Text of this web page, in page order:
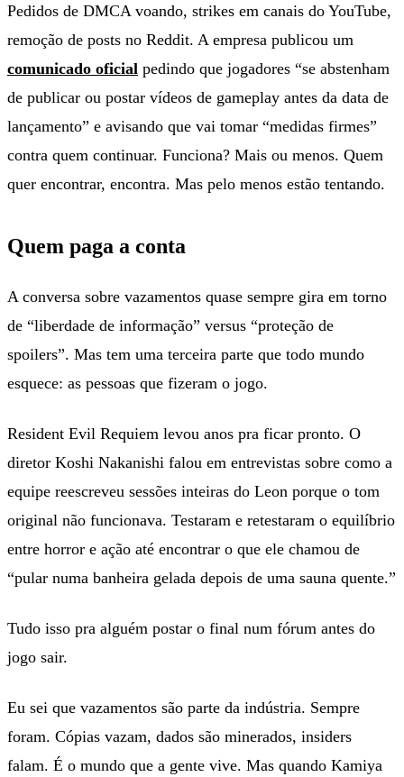
Pedidos de DMCA voando, strikes em canais do YouTube,
remoção de posts no Reddit. A empresa publicou um
comunicado oficial pedindo que jogadores “se abstenham
de publicar ou postar vídeos de gameplay antes da data de
lançamento” e avisando que vai tomar “medidas firmes”
contra quem continuar. Funciona? Mais ou menos. Quem
quer encontrar, encontra. Mas pelo menos estão tentando.
Quem paga a conta
A conversa sobre vazamentos quase sempre gira em torno
de “liberdade de informação” versus “proteção de
spoilers”. Mas tem uma terceira parte que todo mundo
esquece: as pessoas que fizeram o jogo.
Resident Evil Requiem levou anos pra ficar pronto. O
diretor Koshi Nakanishi falou em entrevistas sobre como a
equipe reescreveu sessões inteiras do Leon porque o tom
original não funcionava. Testaram e retestaram o equilíbrio
entre horror e ação até encontrar o que ele chamou de
“pular numa banheira gelada depois de uma sauna quente.”
Tudo isso pra alguém postar o final num fórum antes do
jogo sair.
Eu sei que vazamentos são parte da indústria. Sempre
foram. Cópias vazam, dados são minerados, insiders
falam. É o mundo que a gente vive. Mas quando Kamiya